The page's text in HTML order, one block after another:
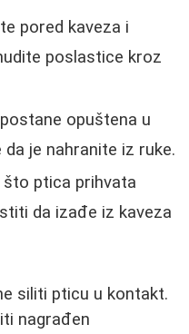
pored kaveza i
poslastice kroz
opuštena u
je nahranite iz ruke.
što ptica prihvata
da izađe iz kaveza
siliti pticu u kontakt.
nagrađen